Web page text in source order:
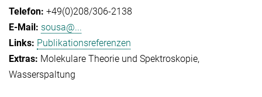
+49(0)208/306-2138
sousa@...
Publikationsreferenzen
Molekulare Theorie und Spektroskopie
Wasserspaltung